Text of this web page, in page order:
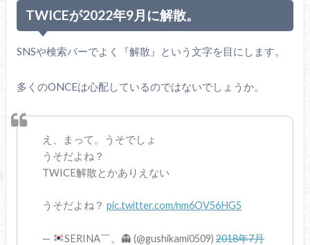
TWICEが2022年9月に解散。
SNSや検索バーでよく『解散』という文字を目にします。
多くのONCEは心配しているのではないでしょうか。
え、まって。うそでしょ
うそだよね？
TWICE解散とかありえない
うそだよね？pic.twitter.com/nm6OV56HG5
— SERINA￣。 👻 (@gushikami0509)2018年7月